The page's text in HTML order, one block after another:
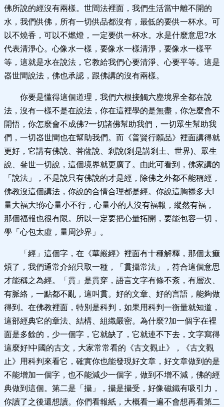
佛所說的經沒有兩樣。世間法裡面，我們生活當中離不開的
水，我們供佛，所有一切供品都沒有，最低的要供一杯水。可
以不燒香，可以不燃燈，一定要供一杯水。水是什麼意思?水
代表清淨心。心像水一樣，要像水一樣清淨，要像水一樣平
等，這就是水在說法，它教給我們心要清淨、心要平等。這是
器世間說法，佛也承認，跟佛講的沒有兩樣。
你要是懂得這個道理，我們六根接觸六塵境界全都在說
法，沒有一樣不是在說法，你在這裡學的是無盡，你怎麼會不
開悟，你怎麼會不成佛?一切諸佛幫助我們，一切眾生幫助我
們，一切器世間也在幫助我們。而《普賢行願品》裡面講得就
更好，它講有佛說、菩薩說、剎說(剎是講剎土、世界)、眾生
說、叄世一切說，這個境界就更廣了。由此可看到，佛家講的
「說法」，不是說只有佛說的才是經，除佛之外都不能稱經，
佛教沒這個講法，你說的合情合理都是經。你說這胸襟多大!
量大福大!你心量小不行，心量小的人沒有福報，縱然有福，
那個福報也很有限。所以一定要把心量拓開，要能包容一切，
學「心包太虛，量周沙界」。
「經」這個字，在《華嚴經》裡面有十種解釋，那個太痲
煩了，我們通常介紹只取一種，「貫攝常法」，符合這個意思
才能稱之為經。「貫」是貫穿，語言文字有條不紊，有層次、
有脈絡，一點都不亂，這叫貫。好的文章、好的言語，能夠做
得到。在佛教裡面，特別是科判，如果用科判一衡量就知道，
這部經典它的章法、結構、組織嚴密。為什麼?加一個字在裡
面是多餘的，少一個字，它就缺了，它就連不下去，文字寫得
這麼好!中國的古文，大家常常看的《古文觀止》，《古文觀
止》用科判來看它，確實你也能發現好文章，好文章做到的是
不能增加一個字，也不能減少一個字，做到不增不減，佛的經
典做到這個。第二是「攝」，攝是攝受，好像磁鐵有吸引力，
你讀了之後還想讀。你們看報紙，大概看一遍不會想再看第二